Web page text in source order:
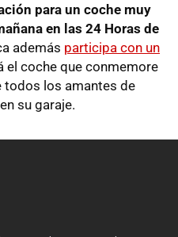
para un coche muy
en las 24 Horas de
además participa con un
el coche que conmemore
todos los amantes de
su garaje.